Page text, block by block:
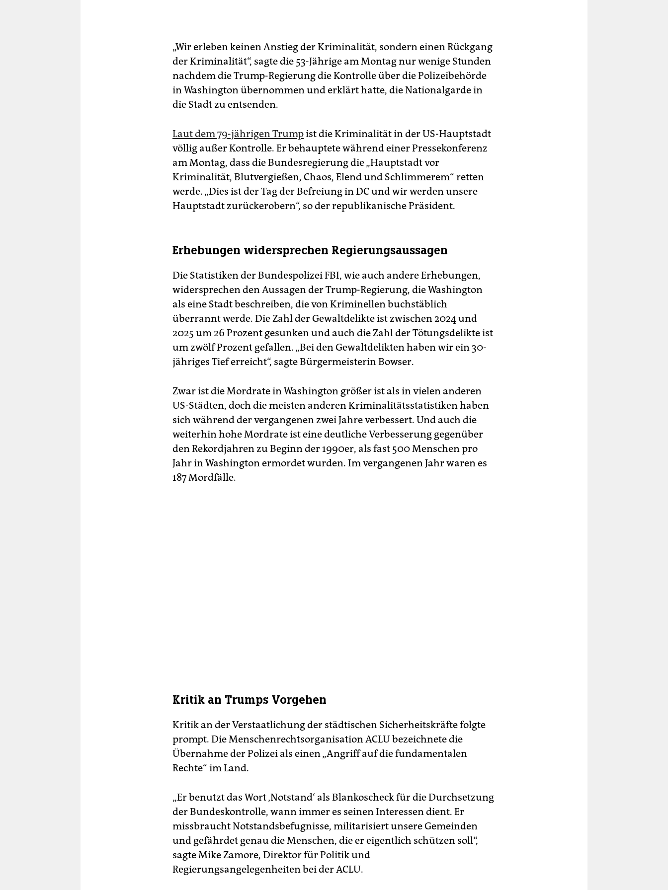
„Wir erleben keinen Anstieg der Kriminalität, sondern einen Rückgang
der Kriminalität“, sagte die 53-Jährige am Montag nur wenige Stunden
nachdem die Trump-Regierung die Kontrolle über die Polizeibehörde
in Washington übernommen und erklärt hatte, die Nationalgarde in
die Stadt zu entsenden.
Laut dem 79-jährigen Trumpist die Kriminalität in der US-Hauptstadt
völlig außer Kontrolle. Er behauptete während einer Pressekonferenz
am Montag, dass die Bundesregierung die „Hauptstadt vor
Kriminalität, Blutvergießen, Chaos, Elend und Schlimmerem“ retten
werde. „Dies ist der Tag der Befreiung in DC und wir werden unsere
Hauptstadt zurückerobern“, so der republikanische Präsident.
Erhebungen widersprechen Regierungsaussagen
Die Statistiken der Bundespolizei FBI, wie auch andere Erhebungen,
widersprechen den Aussagen der Trump-Regierung, die Washington
als eine Stadt beschreiben, die von Kriminellen buchstäblich
überrannt werde. Die Zahl der Gewaltdelikte ist zwischen 2024 und
2025 um 26 Prozent gesunken und auch die Zahl der Tötungsdelikte ist
um zwölf Prozent gefallen. „Bei den Gewaltdelikten haben wir ein 30-
jähriges Tief erreicht“, sagte Bürgermeisterin Bowser.
Zwar ist die Mordrate in Washington größer ist als in vielen anderen
US-Städten, doch die meisten anderen Kriminalitätsstatistiken haben
sich während der vergangenen zwei Jahre verbessert. Und auch die
weiterhin hohe Mordrate ist eine deutliche Verbesserung gegenüber
den Rekordjahren zu Beginn der 1990er, als fast 500 Menschen pro
Jahr in Washington ermordet wurden. Im vergangenen Jahr waren es
187 Mordfälle.
Kritik an Trumps Vorgehen
Kritik an der Verstaatlichung der städtischen Sicherheitskräfte folgte
prompt. Die Menschenrechtsorganisation ACLU bezeichnete die
Übernahme der Polizei als einen „Angriff auf die fundamentalen
Rechte“ im Land.
„Er benutzt das Wort ‚Notstand‘ als Blankoscheck für die Durchsetzung
der Bundeskontrolle, wann immer es seinen Interessen dient. Er
missbraucht Notstandsbefugnisse, militarisiert unsere Gemeinden
und gefährdet genau die Menschen, die er eigentlich schützen soll“,
sagte Mike Zamore, Direktor für Politik und
Regierungsangelegenheiten bei der ACLU.